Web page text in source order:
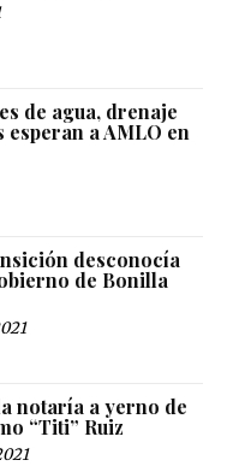
de agua, drenaje
esperan a AMLO en
desconocía
de Bonilla
notaría a yerno de
“Titi” Ruiz